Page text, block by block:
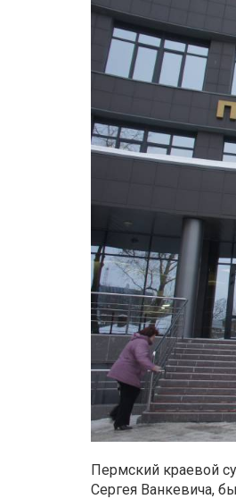
Пермский краевой
Сергея Ванкевича,